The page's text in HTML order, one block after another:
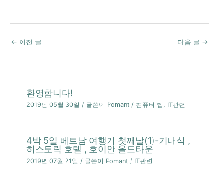
← 이전 글 다음 글 →
환영합니다!
2019년 05월 30일/ 글쓴이 Pomant/ 컴퓨터 팁 , IT관련
4박 5일 베트남 여행기 첫째날(1)-기내식 ,
히스토릭 호텔 , 호이안 올드타운
2019년 07월 21일/ 글쓴이 Pomant/ IT관련